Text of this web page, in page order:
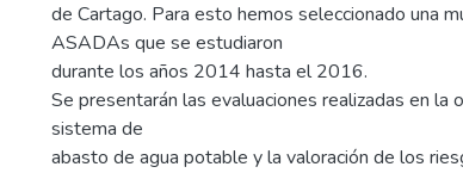
de Cartago. Para esto hemos seleccionado una
ASADAs que se estudiaron
durante los años 2014 hasta el 2016.
Se presentarán las evaluaciones realizadas en la
sistema de
abasto de agua potable y la valoración de los